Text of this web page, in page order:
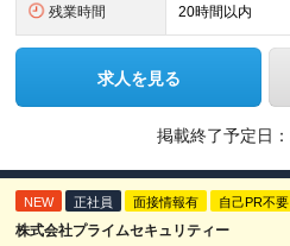
残業時間 20時間以内
求人を見る
掲載終了予定日：
NEW 正社員 面接情報有 自己PR不要
株式会社プライムセキュリティー